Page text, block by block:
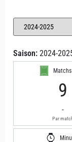
Saison: 2024-
9
-
Par